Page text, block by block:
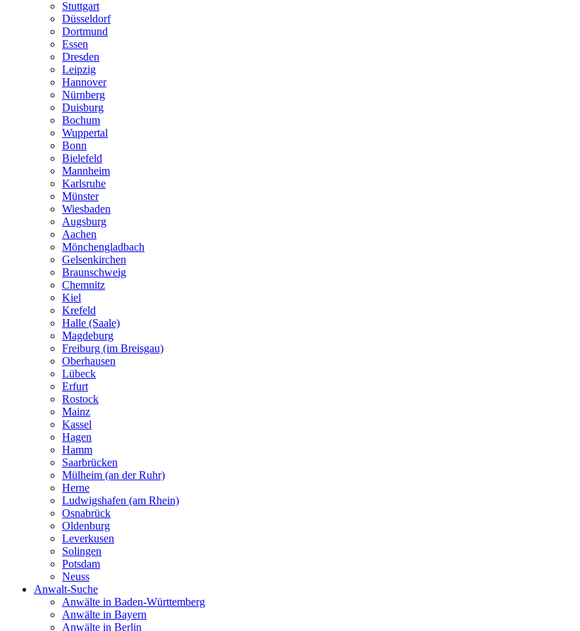
Stuttgart
Düsseldorf
Dortmund
Essen
Dresden
Leipzig
Hannover
Nürnberg
Duisburg
Bochum
Wuppertal
Bonn
Bielefeld
Mannheim
Karlsruhe
Münster
Wiesbaden
Augsburg
Aachen
Mönchengladbach
Gelsenkirchen
Braunschweig
Chemnitz
Kiel
Krefeld
Halle (Saale)
Magdeburg
Freiburg (im Breisgau)
Oberhausen
Lübeck
Erfurt
Rostock
Mainz
Kassel
Hagen
Hamm
Saarbrücken
Mülheim (an der Ruhr)
Herne
Ludwigshafen (am Rhein)
Osnabrück
Oldenburg
Leverkusen
Solingen
Potsdam
Neuss
Anwalt-Suche
Anwälte in Baden-Württemberg
Anwälte in Bayern
Anwälte in Berlin